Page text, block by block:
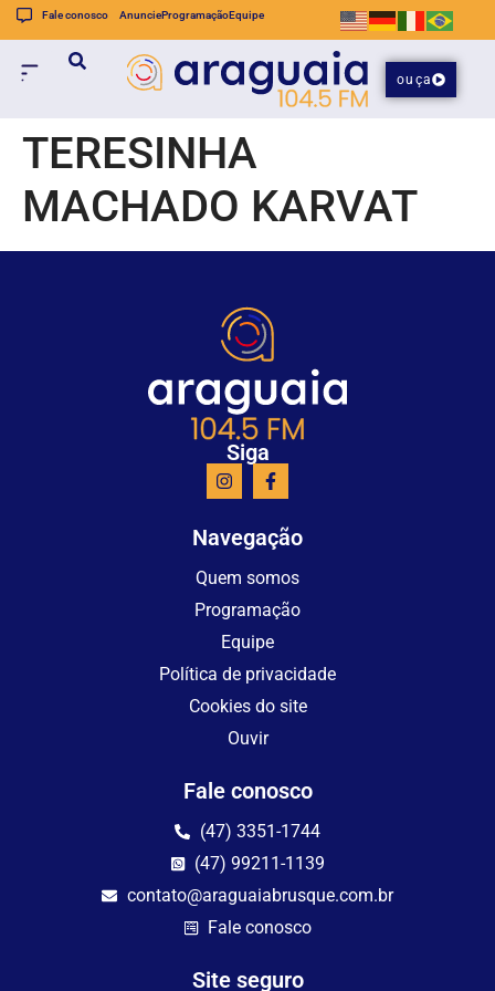
Fale conosco AnuncieProgramaçãoEquipe
ouça
TERESINHA
MACHADO KARVAT
Siga
Navegação
Quem somos
Programação
Equipe
Política de privacidade
Cookies do site
Ouvir
Fale conosco
(47) 3351-1744
(47) 99211-1139
contato@araguaiabrusque.com.br
Fale conosco
Site seguro